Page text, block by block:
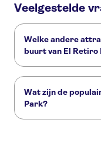
Veelgestelde
Welke andere
buurt van El Retiro
Estadio Santiago
Uitstapjes vanuit Madrid
Wat zijn de
Park?